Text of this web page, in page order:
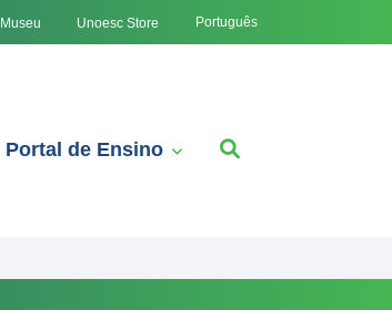
Museu Unoesc Store Português
Portal de Ensino